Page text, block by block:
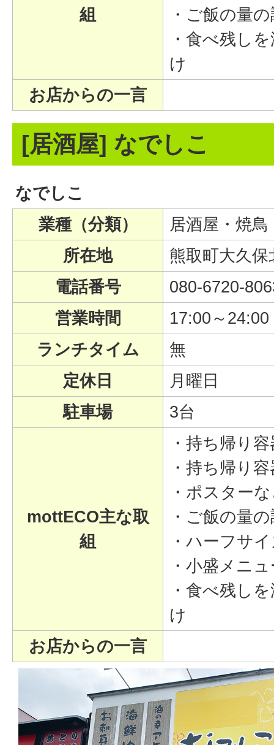
組
・ご飯の量
・食べ残し
け
お店からの一言
[居酒屋] なでしこ
なでしこ
業種（分類）
居酒屋・焼鳥
所在地
熊取町大久
電話番号
080-6720-
営業時間
17:00～24:00
ランチタイム
無
定休日
月曜日
駐車場
3台
mottECO主な取
組
・持ち帰り
・持ち帰り
・ポスター
・ご飯の量
・ハーフサ
・小盛メニ
・食べ残し
け
お店からの一言